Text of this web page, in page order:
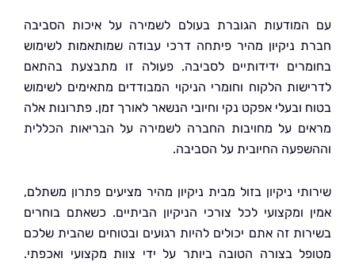
הגוברת בעולם לשמירה על איכות הסביבה
ניקיון מהיר פיתחה דרכי עבודה שמותאמות לשימוש
ידידותיים לסביבה. פעולה זו מתבצעת בהתאם
הלקוח וחומרי הניקוי המבודדים מתאימים לשימוש
ובעלי אפקט נקי וחיובי הנשאר לאורך זמן. פתרונות אלה
על מחויבות החברה לשמירה על הבריאות הכללית
החיובית על הסביבה.
ניקיון בזול מבית ניקיון מהיר מציעים פתרון משתלם,
ומקצועי לכל צורכי הניקיון הביתיים. כשאתם בוחרים
זה אתם יכולים להיות רגועים ובטוחים שהבית שלכם
בצורה הטובה ביותר על ידי צוות מקצועי ואכפתי.